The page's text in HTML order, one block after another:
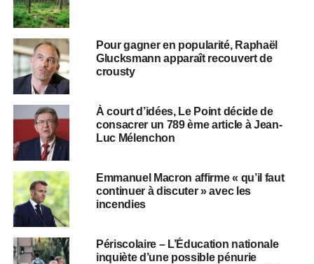
Pour gagner en popularité, Raphaël
Glucksmann apparaît recouvert de
crousty
À court d’idées, Le Point décide de
consacrer un 789 ème article à Jean-
Luc Mélenchon
Emmanuel Macron affirme « qu’il faut
continuer à discuter » avec les
incendies
Périscolaire – L’Éducation nationale
inquiète d’une possible pénurie